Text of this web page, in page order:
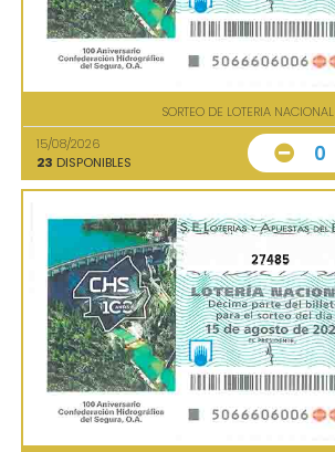
SORTEO DE LOTERIA NACIONAL
15/08/2026
23 DISPONIBLES 0
27485